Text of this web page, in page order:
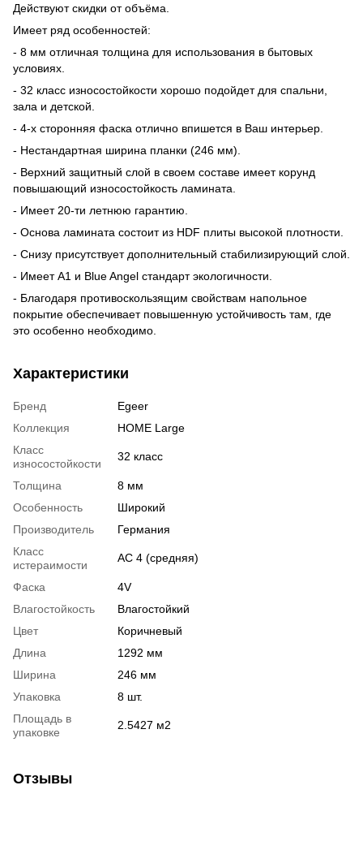
Действуют скидки от объёма.
Имеет ряд особенностей:
- 8 мм отличная толщина для использования в бытовых
условиях.
- 32 класс износостойкости хорошо подойдет для спальни,
зала и детской.
- 4-х сторонняя фаска отлично впишется в Ваш интерьер.
- Нестандартная ширина планки (246 мм).
- Верхний защитный слой в своем составе имеет корунд
повышающий износостойкость ламината.
- Имеет 20-ти летнюю гарантию.
- Основа ламината состоит из HDF плиты высокой плотности.
- Снизу присутствует дополнительный стабилизирующий слой.
- Имеет А1 и Blue Angel стандарт экологичности.
- Благодаря противоскользящим свойствам напольное
покрытие обеспечивает повышенную устойчивость там, где
это особенно необходимо.
Характеристики
Бренд
Egeer
Коллекция
HOME Large
Класс
износостойкости
32 класс
Толщина
8 мм
Особенность
Широкий
Производитель
Германия
Класс
истераимости
АС 4 (средняя)
Фаска
4V
Влагостойкость
Влагостойкий
Цвет
Коричневый
Длина
1292 мм
Ширина
246 мм
Упаковка
8 шт.
Площадь в
упаковке
2.5427 м2
Отзывы